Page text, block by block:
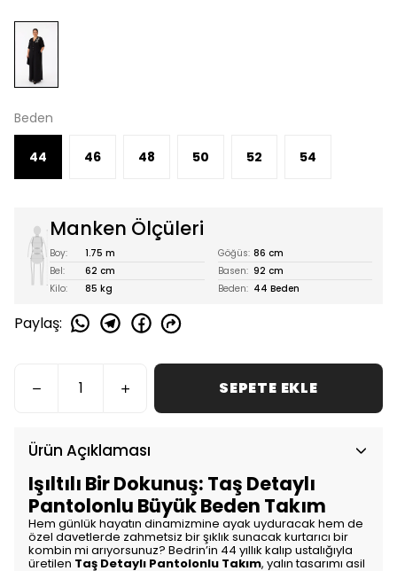
Beden
44 46 48 50 52 54
Manken Ölçüleri
Boy: 1.75 m Göğüs: 86 cm
Bel:
62 cm Basen: 92 cm
Kilo:
85 kg Beden: 44 Beden
Paylaş:
SEPETE EKLE
Ürün Açıklaması
Işıltılı Bir Dokunuş: Taş Detaylı
Pantolonlu Büyük Beden Takım
Hem günlük hayatın dinamizmine ayak uyduracak hem de
özel davetlerde zahmetsiz bir şıklık sunacak kurtarıcı bir
kombin mi arıyorsunuz? Bedrin’in 44 yıllık kalıp ustalığıyla
üretilen Taş Detaylı Pantolonlu Takım, yalın tasarımı asil